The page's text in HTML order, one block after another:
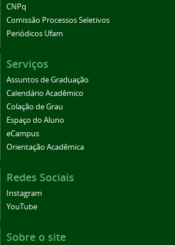
CNPq
Comissão Processos Seletivos
Periódicos Ufam
Serviços
Assuntos de Graduação
Calendário Acadêmico
Colação de Grau
Espaço do Aluno
eCampus
Orientação Acadêmica
Redes Sociais
Instagram
YouTube
Sobre o site